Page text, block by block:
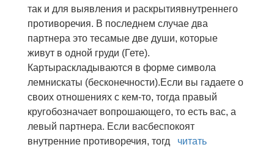
так и для выявления и раскрытиявнутреннего
противоречия. В последнем случае два
партнера это тесамые две души, которые
живут в одной груди (Гете).
Картыраскладываются в форме символа
лемнискаты (бесконечности).Если вы гадаете о
своих отношениях с кем-то, тогда правый
кругобозначает вопрошающего, то есть вас, а
левый партнера. Если васбеспокоят
внутренние противоречия, тогд читать